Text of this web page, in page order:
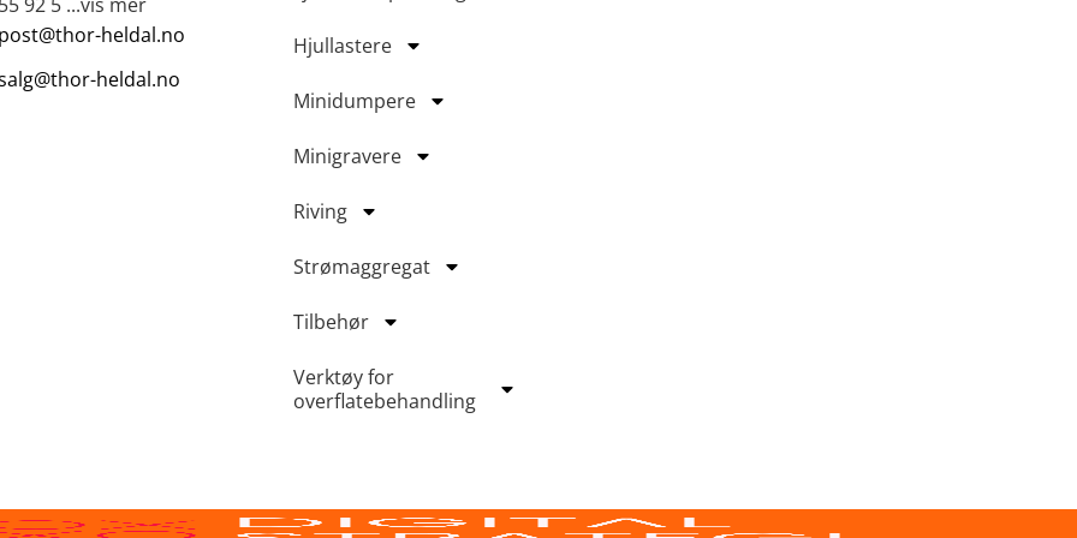
post@thor-heldal.no
heldal.no
Hjullastere
Minidumpere
Minigravere
Riving
Strømaggregat
Tilbehør
Verktøy for
overflatebehandling